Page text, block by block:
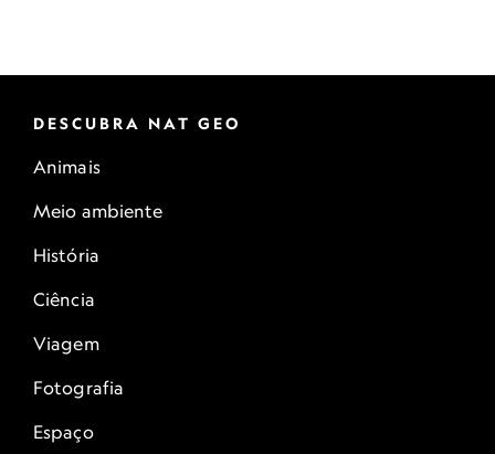
DESCUBRA NAT GEO
Animais
Meio ambiente
História
Ciência
Viagem
Fotografia
Espaço